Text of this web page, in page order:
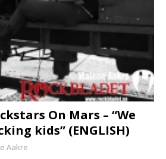
On Mars – “We
kids” (ENGLISH)
Aakre